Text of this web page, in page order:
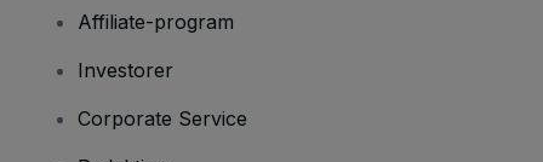
Affiliate-program
Investorer
Corporate Service